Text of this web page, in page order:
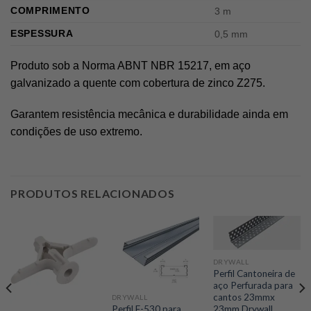
COMPRIMENTO
3 m
ESPESSURA
0,5 mm
Produto sob a Norma ABNT NBR 15217, em aço
galvanizado a quente com cobertura de zinco Z275.
Garantem resistência mecânica e durabilidade ainda em
condições de uso extremo.
PRODUTOS RELACIONADOS
DRYWALL
Perfil F-530 para
DRYWALL
Perfil Cantoneira de
aço Perfurada para
cantos 23mmx
23mm Drywall